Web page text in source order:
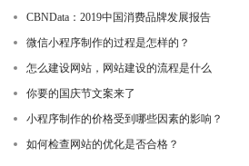
CBNData：2019中国消费品牌发展报告
微信小程序制作的过程是怎样的？
怎么建设网站，网站建设的流程是什么
你要的国庆节文案来了
小程序制作的价格受到哪些因素的影响？
如何检查网站的优化是否合格？